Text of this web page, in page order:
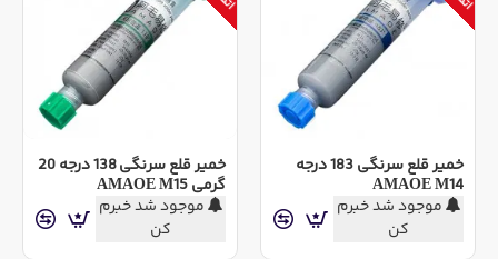
خمیر قلع سرنگی 183 درجه
AMAOE M14
موجود شد خبرم
کن
خمیر قلع سرنگی 138 درجه 20
گرمی AMAOE M15
موجود شد خبرم
کن